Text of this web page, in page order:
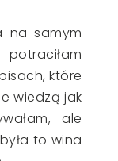
na samym
które
wiedzą jak
ale
to wina